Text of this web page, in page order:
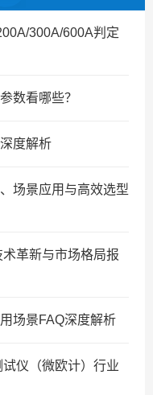
300A/600A判定
数看哪些？
度解析
场景应用与高效选型
革新与市场格局报
场景FAQ深度解析
仪（微欧计）行业